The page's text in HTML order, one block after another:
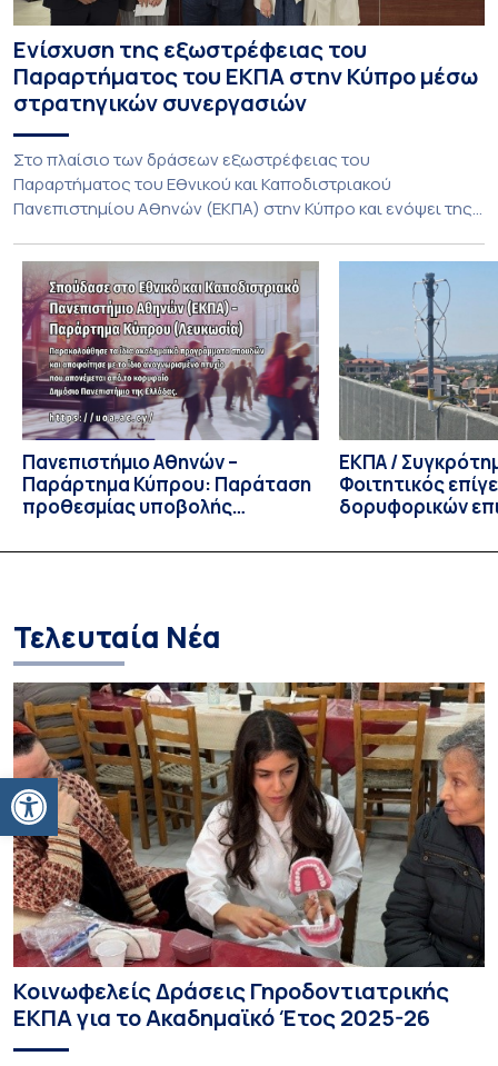
Ανοίξτε τη γραμμή εργαλείων
Ενίσχυση της εξωστρέφειας του
Παραρτήματος του ΕΚΠΑ στην Κύπρο μέσω
στρατηγικών συνεργασιών
Στο πλαίσιο των δράσεων εξωστρέφειας του
Παραρτήματος του Εθνικού και Καποδιστριακού
Πανεπιστημίου Αθηνών (ΕΚΠΑ) στην Κύπρο και ενόψει της
Τμήματος Οικονομικών Επιστημών και του Τμήματος
Διοίκησης Επιχειρήσεων και Οργανισμών τον Σεπτέμβριο
του 2026, ο Κοσμήτορας της Σχολής Οικονομικών και
Πολιτικών Επιστημών, Καθηγητής Νικόλαος Ηρειώτης, και ο
Πρόεδρος του Τμήματος […]
Πανεπιστήμιο Αθηνών –
Παράρτημα Κύπρου: Παράταση
προθεσμίας υποβολής
υποψηφίων
ΕΚΠΑ /
Φοιτητικός
δορυφορικών
Τελευταία Νέα
Κοινωφελείς Δράσεις Γηροδοντιατρικής
ΕΚΠΑ για το Ακαδημαϊκό Έτος 2025-26